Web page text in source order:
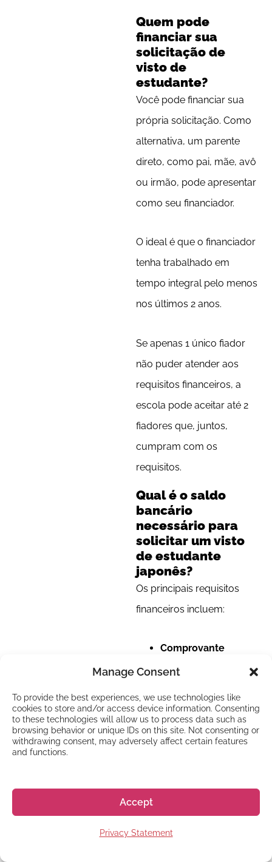
Manage Consent
To provide the best experiences, we use technologies like
cookies to store and/or access device information. Consenting
to these technologies will allow us to process data such as
browsing behavior or unique IDs on this site. Not consenting or
withdrawing consent, may adversely affect certain features
and functions.
Accept
Privacy Statement
Quem pode
financiar sua
solicitação de
visto de
estudante?
Você pode financiar sua
própria solicitação. Como
alternativa, um parente
direto, como pai, mãe, avô
ou irmão, pode apresentar
como seu financiador.
O ideal é que o financiador
tenha trabalhado em
tempo integral pelo menos
nos últimos 2 anos.
Se apenas 1 único fiador
não puder atender aos
requisitos financeiros, a
escola pode aceitar até 2
fiadores que, juntos,
cumpram com os
requisitos.
Qual é o saldo
bancário
necessário para
solicitar um visto
de estudante
japonês?
Os principais requisitos
financeiros incluem:
Comprovante
bancário
extrato que
comprove ter um
conforme a duração
dos seus estudos.
Por exemplo,